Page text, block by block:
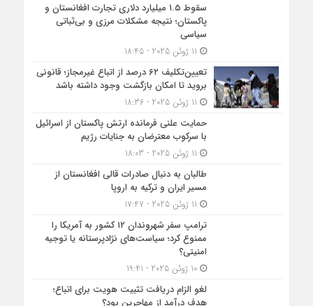
سقوط ۱.۵ میلیارد دلاری تجارت افغانستان و
پاکستان؛ نتیجه مشکلات مرزی و بی‌ثباتی
سیاسی
تعیین‌تکلیف ۶۲ درصد از اتباع غیرمجاز؛ قانونی
بروید تا امکان بازگشت وجود داشته باشد
حمایت علنی فرمانده ارتش پاکستان از اسرائیل
با سرکوب معترضان به جنایات رژیم
طالبان به دنبال صادرات قالی افغانستان از
مسیر ایران و ترکیه به اروپا
ترامپ سفر شهروندان ۱۲ کشور به آمریکا را
ممنوع کرد؛ سیاست‌های نژادپرستانه یا توجیه
امنیتی؟
10 ژوئن 2025 - 19:41
لغو الزام دریافت تثبیت هویت برای اتباع؛
هدف درآمد از مهاجرین بود؟